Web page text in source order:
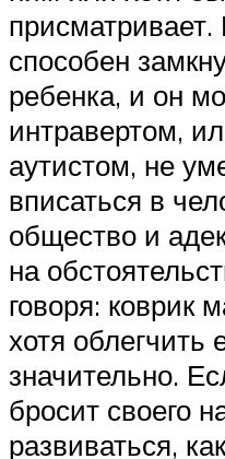
способен
ребенка, и он
интравертом,
аутистом, не
вписаться в
общество и
на
говоря: коврик
хотя облегчить
значительно.
бросит своего
развиваться,